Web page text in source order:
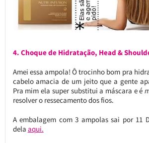
4. Choque de Hidratação, Head &
Amei essa ampola! Ô trocinho bom pra
cabelo amacia de um jeito que a gente
Pra mim ela super substitui a máscara e é
resolver o ressecamento dos fios.
A embalagem com 3 ampolas sai por 11
dela aqui.